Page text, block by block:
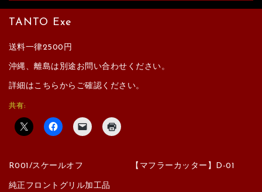
TANTO Exe
送料一律2500円
沖縄、離島は別途お問い合わせください。
詳細はこちらからご確認ください。
共有:
R001/スケールオフ 【マフラーカッター】D-01
純正フロントグリル加工品